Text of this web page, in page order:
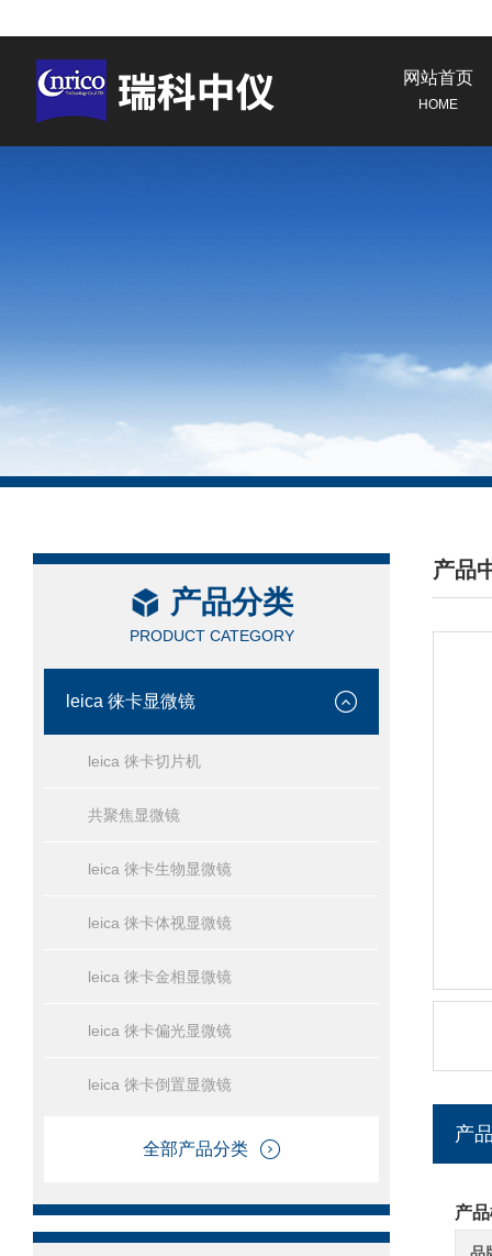
网站首页
HOME
产品分类
PRODUCT CATEGORY
leica 徕卡显微镜
leica 徕卡切片机
共聚焦显微镜
leica 徕卡生物显微镜
leica 徕卡体视显微镜
leica 徕卡金相显微镜
leica 徕卡偏光显微镜
leica 徕卡倒置显微镜
全部产品分类
产品
/
产
产